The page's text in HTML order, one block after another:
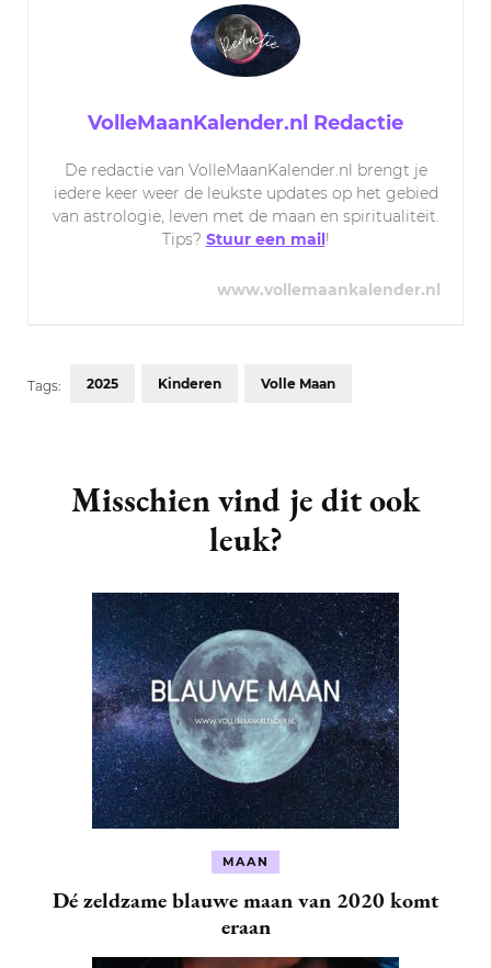
VolleMaanKalender.nl Redactie
De redactie van VolleMaanKalender.nl brengt je
iedere keer weer de leukste updates op het gebied
van astrologie, leven met de maan en spiritualiteit.
Tips? Stuur een mail !
www.vollemaankalender.nl
Tags: 2025 Kinderen Volle Maan
Navigation
Misschien vind je dit ook
leuk?
MAAN
Dé zeldzame blauwe maan van 2020 komt
eraan